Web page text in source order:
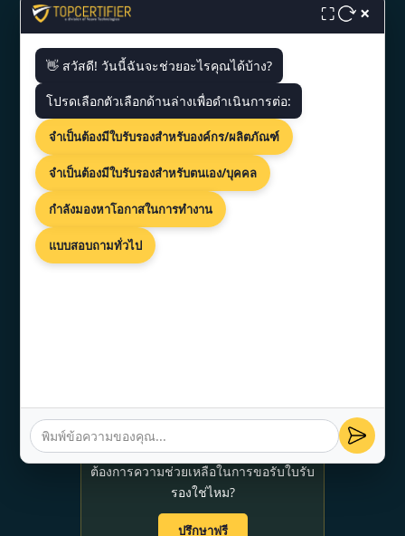
เกี่ยวกับเรา
บริการ
แผนผังเว็บไซต์
ติดต่อเรา
วันจันทร์ - วันศุกร์ | 9:00 - 18:00 น.
ต้องการความช่วยเหลือในการขอรับใบรับ
รองใช่ไหม?
ปรึกษาฟรี
⛶ ×
👋 สวัสดี! วันนี้ฉันจะช่วยอะไรคุณได้บ้าง?
โปรดเลือกตัวเลือกด้านล่างเพื่อดำเนินการต่อ:
จำเป็นต้องมีใบรับรองสำหรับองค์กร/ผลิตภัณฑ์
จำเป็นต้องมีใบรับรองสำหรับตนเอง/บุคคล
กำลังมองหาโอกาสในการทำงาน
แบบสอบถามทั่วไป